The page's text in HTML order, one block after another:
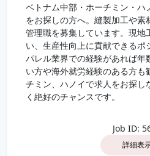
ベトナム中部・ホーチミン・ハ
をお探しの方へ。縫製加工や
管理職を募集しています。現地
い、生産性向上に貢献できるポ
パレル業界での経験があれば年
い方や海外就労経験のある方も
チミン、ハノイで求人をお探し
く絶好のチャンスです。
Job ID:
詳細表